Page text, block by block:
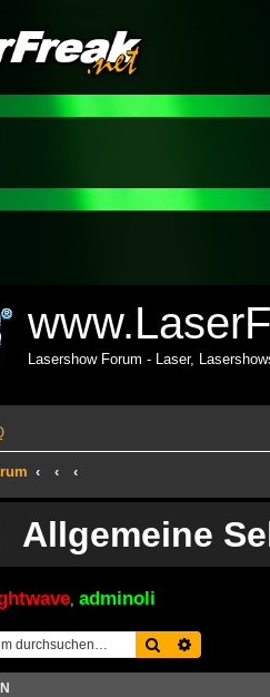
Lasershow Forum - Laser,
Allgemeine
adminoli
Suche